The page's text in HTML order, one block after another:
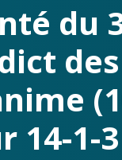
du
des
14-1-